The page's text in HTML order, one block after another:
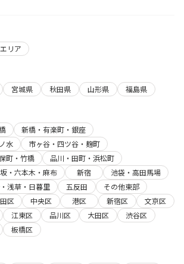
リア
宮城県 秋田県 山形県
福島県
新橋・有楽町・銀座
水
市ヶ谷・四ツ谷・麹町
町・竹橋
品川・田町・浜松町
・六本木・麻布 新宿
池袋・高田馬場
・浅草・日暮里 五反田
その他東部
区 中央区 港区 新宿区
文京区
江東区 品川区 大田区
渋谷区
板橋区